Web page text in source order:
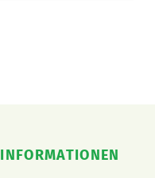
INFORMATIONEN